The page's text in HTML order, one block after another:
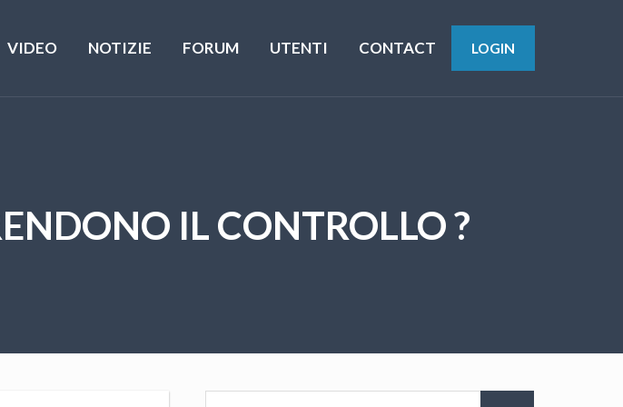
VIDEO NOTIZIE FORUM UTENTI CONTACT LOGIN
IL CONTROLLO ?